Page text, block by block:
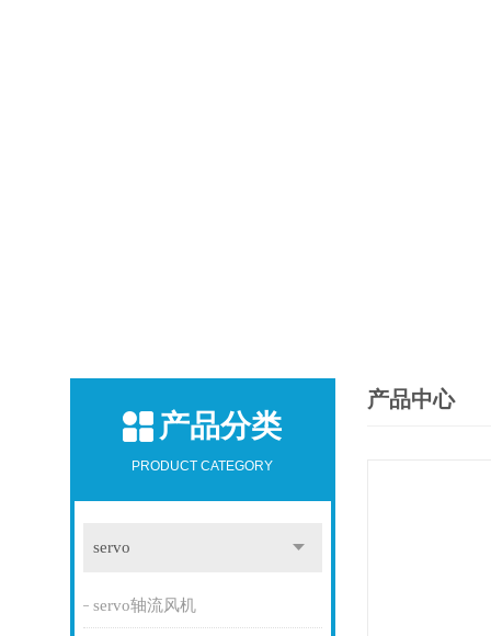
产品分类
PRODUCT CATEGORY
servo
servo轴流风机
产品中心